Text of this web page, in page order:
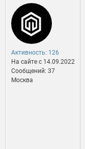
Активность: 126
На сайте c 14.09.2022
Сообщений: 37
Москва